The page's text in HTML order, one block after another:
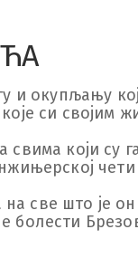
и окупљању
си својим
који су
на све што је
болести